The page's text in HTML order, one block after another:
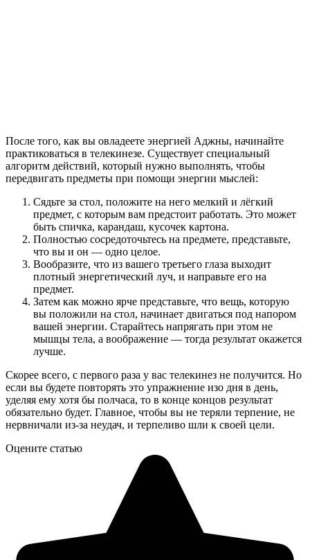
После того, как вы овладеете энергией Аджны, начинайте
практиковаться в телекинезе. Существует специальный
алгоритм действий, который нужно выполнять, чтобы
передвигать предметы при помощи энергии мыслей:
Сядьте за стол, положите на него мелкий и лёгкий
предмет, с которым вам предстоит работать. Это может
быть спичка, карандаш, кусочек картона.
Полностью сосредоточьтесь на предмете, представьте,
что вы и он — одно целое.
Вообразите, что из вашего третьего глаза выходит
плотный энергетический луч, и направьте его на
предмет.
Затем как можно ярче представьте, что вещь, которую
вы положили на стол, начинает двигаться под напором
вашей энергии. Старайтесь напрягать при этом не
мышцы тела, а воображение — тогда результат окажется
лучше.
Скорее всего, с первого раза у вас телекинез не получится. Но
если вы будете повторять это упражнение изо дня в день,
уделяя ему хотя бы полчаса, то в конце концов результат
обязательно будет. Главное, чтобы вы не теряли терпение, не
нервничали из-за неудач, и терпеливо шли к своей цели.
Оцените статью